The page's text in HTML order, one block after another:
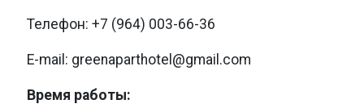
Телефон: +7 (964) 003-66-36
E-mail: greenaparthotel@gmail.com
Время работы: